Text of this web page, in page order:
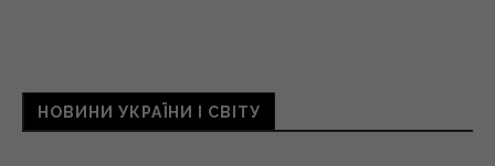
НОВИНИ УКРАЇНИ І СВІТУ